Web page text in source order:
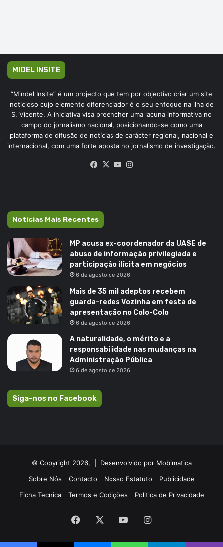
MIDEL INSITE
“Mindel Insite” é um projecto que tem por objectivo criar um site
noticioso cujo elemento diferenciador é o seu enfoque na ilha de
S. Vicente. A iniciativa visa preencher uma lacuna informativa no
campo do jornalismo nacional, posicionando-se como uma
plataforma de difusão de notícias de carácter regional, nacional e
internacional, com uma forte aposta no jornalismo de investigação.
Facebook
X YouTube
Noticias Mais Recentes
MP acusa ex-coordenador da UASE de
abuso de informação privilegiada e
participação ilícita em negócios
6 de agosto de 2026
Mais de 35 mil adeptos recebem
guarda-redes Vozinha em festa de
apresentação no Colo-Colo
6 de agosto de 2026
A naturalidade, o mérito e a
responsabilidade nas mudanças na
Administração Pública
6 de agosto de 2026
Siga-nos no Facebook
© Copyright 2026, | Desenvolvido por Mobimatica
Sobre Nós
Contacto Nosso Estatuto
Publicidade
Ficha Tecnica
Termos e Codições Politica de Privacidade
Facebook YouTubeInstagram